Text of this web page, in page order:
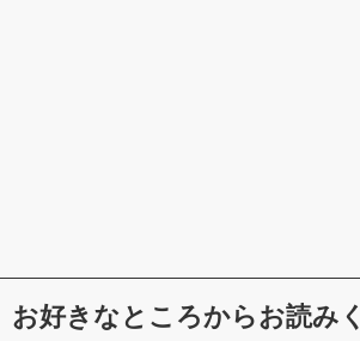
お好きなところからお読み